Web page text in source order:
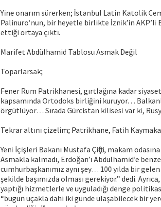
Yine onarım sürerken; İstanbul Latin Katolik
Palinuro’nun, bir heyetle birlikte İznik’in AKP’li
ettiği ortaya çıktı.
Marifet Abdülhamid Tablosu Asmak Değil
Toparlarsak;
Fener Rum Patrikhanesi, gırtlağına kadar
kapsamında Ortodoks birliğini kuruyor…
örgütlüyor… Sırada Gürcistan kilisesi var ki,
Tekrar altını çizelim; Patrikhane, Fatih
Yeni İçişleri Bakanı Mustafa Çiftçi, makam
Asmakla kalmadı, Erdoğan’ı Abdülhamid’e
cumhurbaşkanımız aynı şey… 100 yılda bir
şekilde başımızda olması gerekiyor.” dedi.
yaptığı hizmetlerle ve uyguladığı denge
“bugün uçakla dahi iki günde ulaşabilecek bir